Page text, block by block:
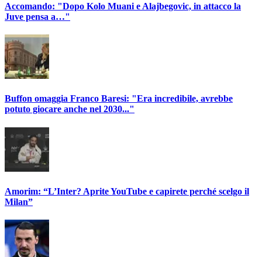
Accomando: "Dopo Kolo Muani e Alajbegovic, in attacco la
Juve pensa a…"
Buffon omaggia Franco Baresi: "Era incredibile, avrebbe
potuto giocare anche nel 2030..."
Amorim: “L’Inter? Aprite YouTube e capirete perché scelgo il
Milan”